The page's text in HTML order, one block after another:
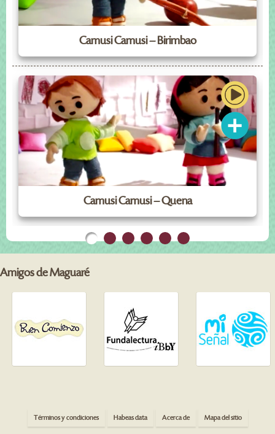
Camusi Camusi – Birimbao
Camusi Camusi – Quena
Amigos de Maguaré
Términos y condiciones Habeas data Acerca de Mapa del sitio